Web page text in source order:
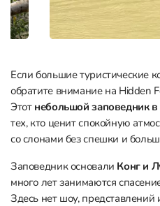
Если большие туристические
обратите внимание на Hidden
Этот небольшой заповедник
тех, кто ценит спокойную
со слонами без спешки и
Заповедник основали Конг и
много лет занимаются
Здесь нет шоу, представлений